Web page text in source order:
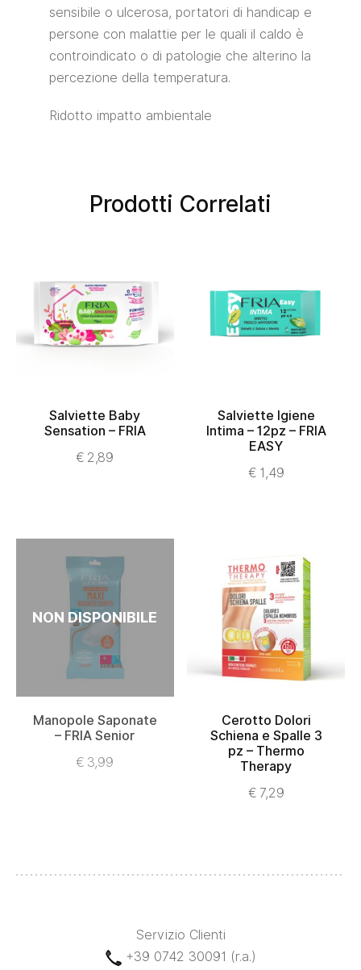
sensibile o ulcerosa, portatori di handicap e
persone con malattie per le quali il caldo è
controindicato o di patologie che alterino la
percezione della temperatura.
Ridotto impatto ambientale
Prodotti Correlati
AGGIUNGI AL
Salviette Baby
Sensation – FRIA
€ 2,89
SCEGLI
Salviette Igiene
Intima – 12pz – FRIA
EASY
€ 1,49
NON DISPONIBILE
Manopole Saponate
– FRIA Senior
€ 3,99
AGGIUNGI AL
CARRELLO
Cerotto Dolori
Schiena e Spalle 3
pz – Thermo
Therapy
€ 7,29
Servizio Clienti
+39 0742 30091 (r.a.)